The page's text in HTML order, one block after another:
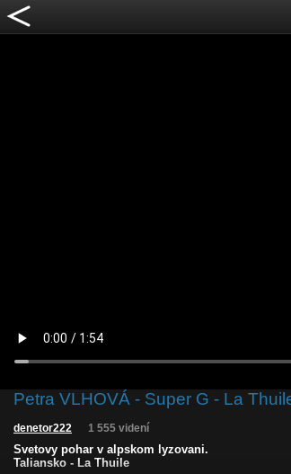
Petra VLHOVÁ - Super G - La
denetor222 1 555 videní
Svetovy pohar v alpskom lyzovani.
Taliansko - La Thuile